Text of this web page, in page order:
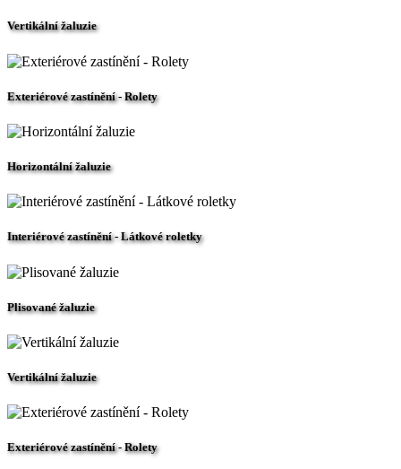
Vertikální žaluzie
Exteriérové zastínění - Rolety
Horizontální žaluzie
Interiérové zastínění - Látkové roletky
Plisované žaluzie
Vertikální žaluzie
Exteriérové zastínění - Rolety